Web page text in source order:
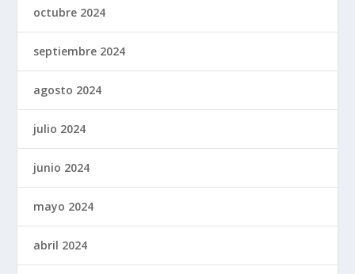
octubre 2024
septiembre 2024
agosto 2024
julio 2024
junio 2024
mayo 2024
abril 2024